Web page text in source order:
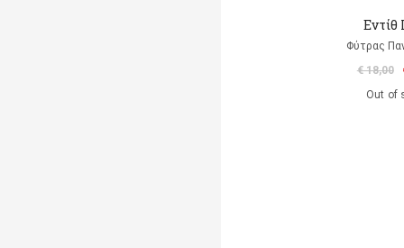
Eντίθ
Φύτρας
€ 18,00
Out of